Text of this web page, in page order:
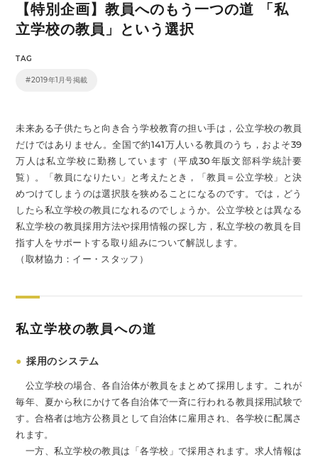
【特別企画】教員へのもう一つの道 「私
立学校の教員」という選択
TAG
#2019年1月号掲載
未来ある子供たちと向き合う学校教育の担い手は，公立学校の教員
だけではありません。全国で約141万人いる教員のうち，およそ39
万人は私立学校に勤務しています（平成30年版文部科学統計要
覧）。「教員になりたい」と考えたとき，「教員＝公立学校」と決
めつけてしまうのは選択肢を狭めることになるのです。では，どう
したら私立学校の教員になれるのでしょうか。公立学校とは異なる
私立学校の教員採用方法や採用情報の探し方，私立学校の教員を目
指す人をサポートする取り組みについて解説します。
（取材協力：イー・スタッフ）
私立学校の教員への道
● 採用のシステム
公立学校の場合、各自治体が教員をまとめて採用します。これが
毎年、夏から秋にかけて各自治体で一斉に行われる教員採用試験で
す。合格者は地方公務員として自治体に雇用され、各学校に配属さ
れます。
一方、私立学校の教員は「各学校」で採用されます。求人情報は